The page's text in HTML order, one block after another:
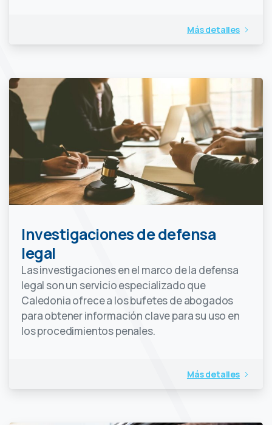
Más detalles
Investigaciones de defensa
legal
Las investigaciones en el marco de la defensa
legal son un servicio especializado que
Caledonia ofrece a los bufetes de abogados
para obtener información clave para su uso en
los procedimientos penales.
Más detalles